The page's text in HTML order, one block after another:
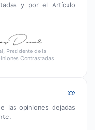
y por el Artículo
Presidente de la
Contrastadas
las opiniones dejadas